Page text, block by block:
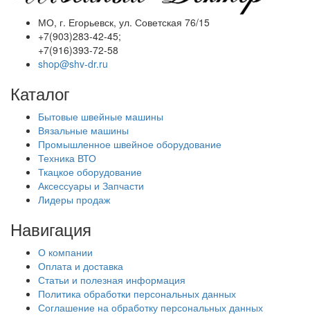
МО, г. Егорьевск, ул. Советская 76/15
+7(903)283-42-45;
+7(916)393-72-58
shop@shv-dr.ru
Каталог
Бытовые швейные машины
Вязальные машины
Промышленное швейное оборудование
Техника ВТО
Ткацкое оборудование
Аксессуары и Запчасти
Лидеры продаж
Навигация
О компании
Оплата и доставка
Статьи и полезная информация
Политика обработки персональных данных
Соглашение на обработку персональных данных